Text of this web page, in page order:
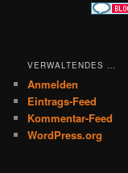
VERWALTENDES …
Anmelden
Eintrags-Feed
Kommentar-Feed
WordPress.org